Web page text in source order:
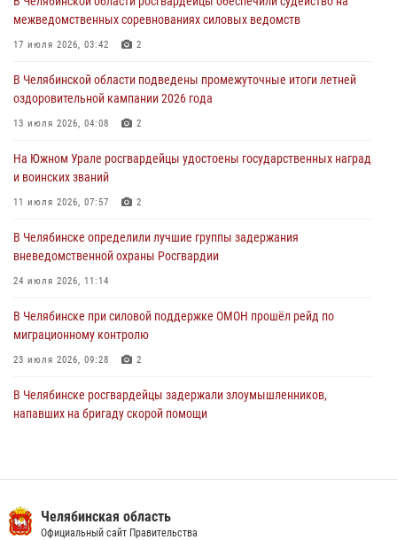
Авиация Росгвардии совершила более 250 санитарных вылетов в
Донецкой Народной Республике
31 июля 2026, 11:33
Росгвардия обеспечивает безопасность граждан на южном
направлении
31 июля 2026, 11:32
В Уральском округе Росгвардии состоялось заседание
оперативного штаба
30 июля 2026, 10:53
межведомственных соревнованиях силовых ведомств
17 июля 2026, 03:42 2
В Челябинской области подведены промежуточные итоги летней
оздоровительной кампании 2026 года
13 июля 2026, 04:08 2
На Южном Урале росгвардейцы удостоены государственных наград
и воинских званий
11 июля 2026, 07:57 2
В Челябинске определили лучшие группы задержания
вневедомственной охраны Росгвардии
24 июля 2026, 11:14
В Челябинске при силовой поддержке ОМОН прошёл рейд по
миграционному контролю
23 июля 2026, 09:28 2
В Челябинске росгвардейцы задержали злоумышленников,
напавших на бригаду скорой помощи
13 июля 2026, 03:02 5
Челябинская область
Официальный сайт Правительства